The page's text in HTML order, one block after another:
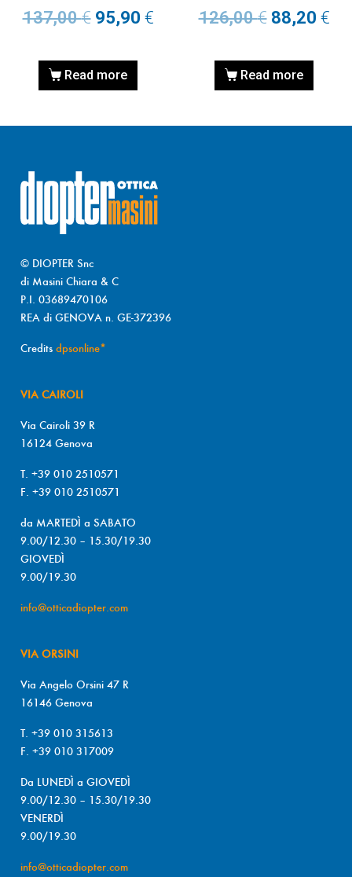
137,00€ 95,90 €
Read more
126,00€ 88,20 €
Read more
© DIOPTER Snc
di Masini Chiara & C
P.I. 03689470106
REA di GENOVA n. GE-372396
Credits dpsonline*
VIA CAIROLI
Via Cairoli 39 R
16124 Genova
T. +39 010 2510571
F. +39 010 2510571
da MARTEDÌ a SABATO
9.00/12.30 – 15.30/19.30
GIOVEDÌ
9.00/19.30
info@otticadiopter.com
VIA ORSINI
Via Angelo Orsini 47 R
16146 Genova
T. +39 010 315613
F. +39 010 317009
Da LUNEDÌ a GIOVEDÌ
9.00/12.30 – 15.30/19.30
VENERDÌ
9.00/19.30
info@otticadiopter.com